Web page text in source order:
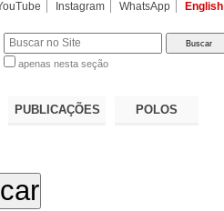
Instagram WhatsApp English
apenas nesta seção
PUBLICAÇÕES POLOS